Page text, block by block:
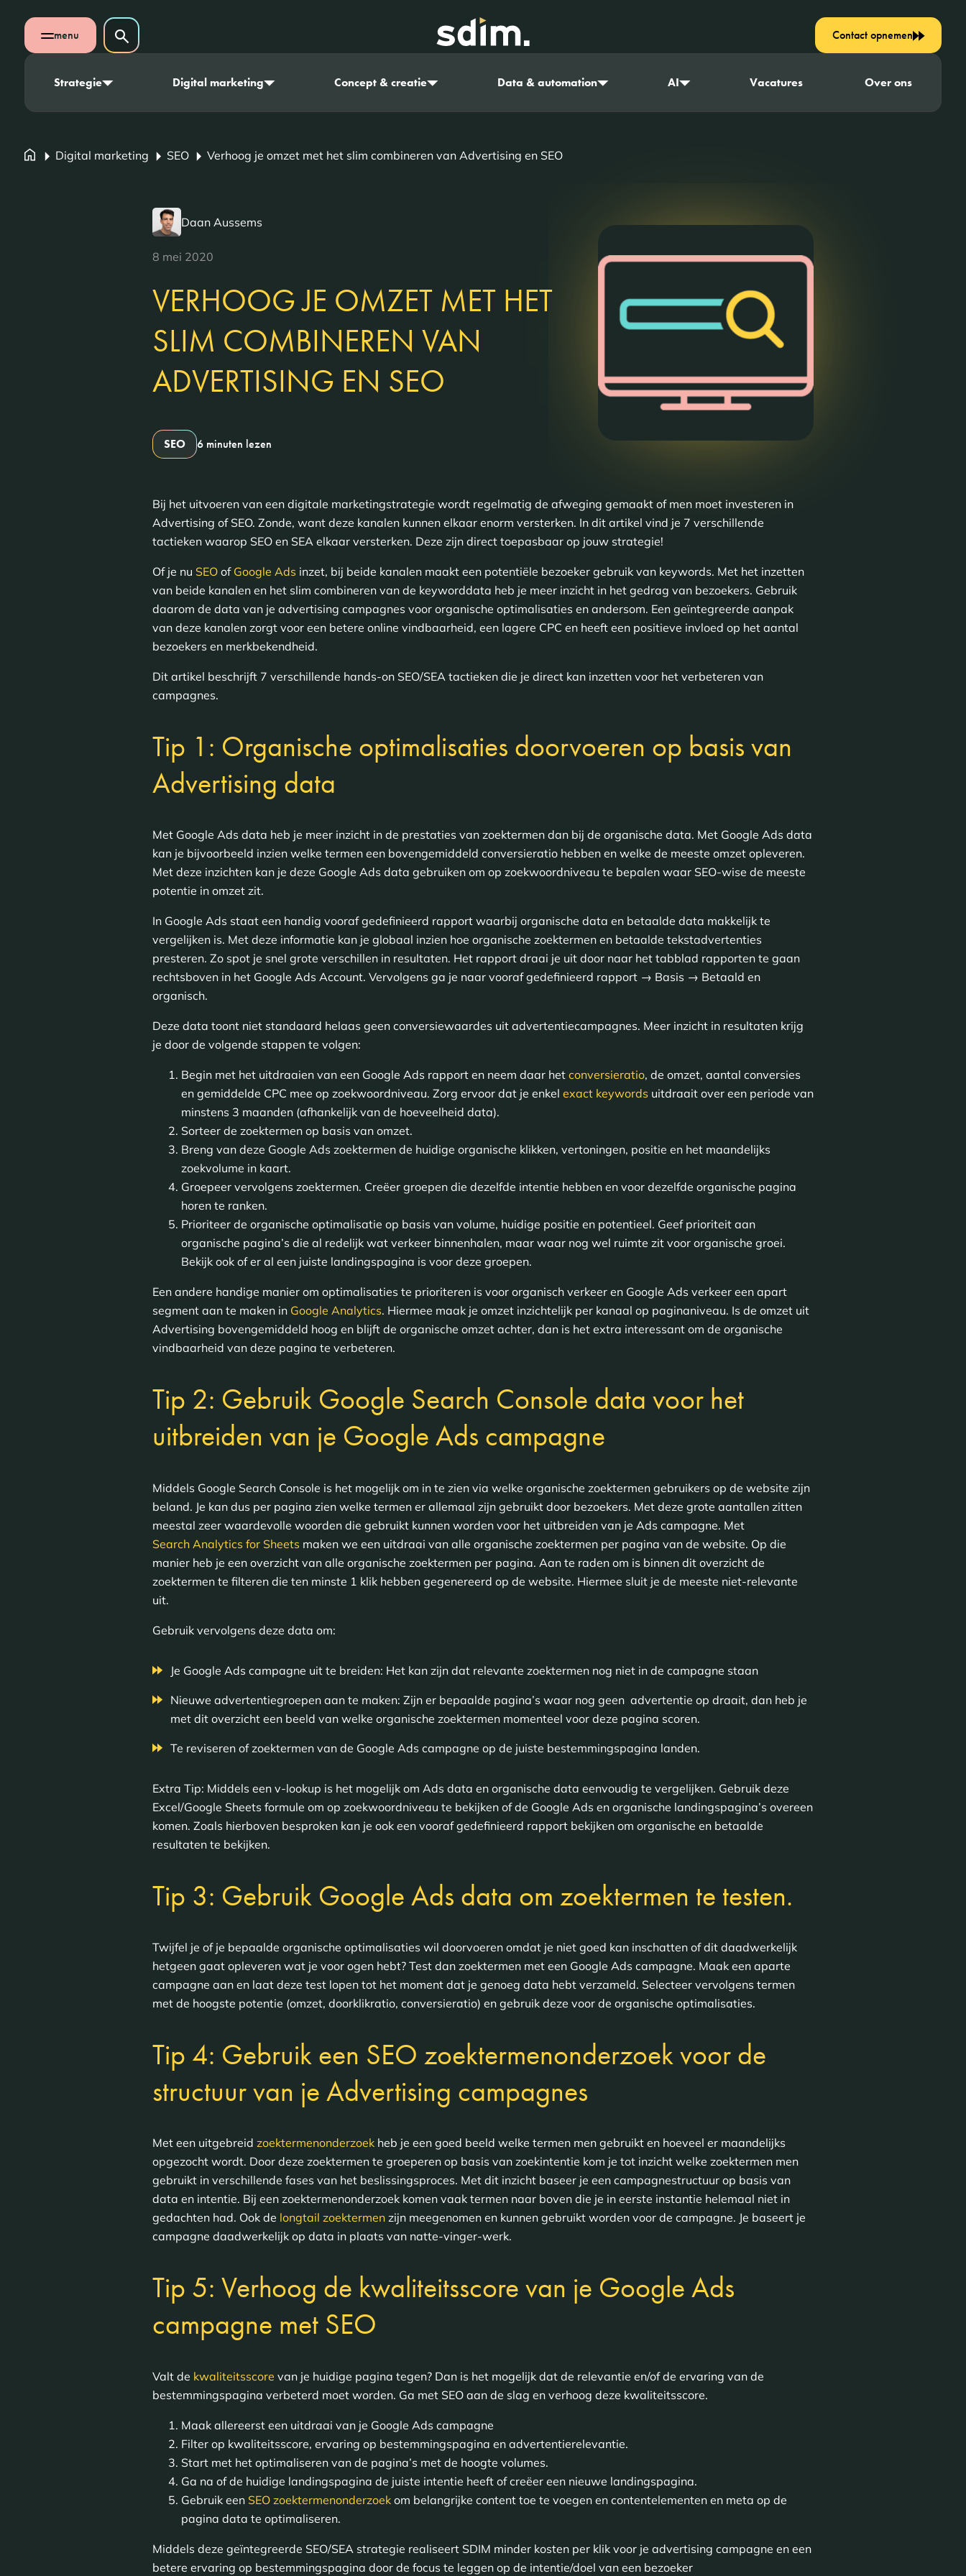
Navigatie overslaan
Open mobiel menu
menu Zoeken op website
Zoeken
Strategie Digital marketing Concept & creatie Data & automation AI Vacatures Over ons
Contact opnemen
Digital marketing SEO Verhoog je omzet met het slim combineren van Advertising en SEO
Daan Aussems
8 mei 2020
VERHOOG JE OMZET MET HET
SLIM COMBINEREN VAN
ADVERTISING EN SEO
SEO 6 minuten lezen
Bij het uitvoeren van een digitale marketingstrategie wordt regelmatig de afweging gemaakt of men moet investeren in
Advertising of SEO. Zonde, want deze kanalen kunnen elkaar enorm versterken. In dit artikel vind je 7 verschillende
tactieken waarop SEO en SEA elkaar versterken. Deze zijn direct toepasbaar op jouw strategie!
Of je nu SEOof Google Ads inzet, bij beide kanalen maakt een potentiële bezoeker gebruik van keywords. Met het inzetten
van beide kanalen en het slim combineren van de keyworddata heb je meer inzicht in het gedrag van bezoekers. Gebruik
daarom de data van je advertising campagnes voor organische optimalisaties en andersom. Een geïntegreerde aanpak
van deze kanalen zorgt voor een betere online vindbaarheid, een lagere CPC en heeft een positieve invloed op het aantal
bezoekers en merkbekendheid.
Dit artikel beschrijft 7 verschillende hands-on SEO/SEA tactieken die je direct kan inzetten voor het verbeteren van
campagnes.
Tip 1: Organische optimalisaties doorvoeren op basis van
Advertising data
Met Google Ads data heb je meer inzicht in de prestaties van zoektermen dan bij de organische data. Met Google Ads data
kan je bijvoorbeeld inzien welke termen een bovengemiddeld conversieratio hebben en welke de meeste omzet opleveren.
Met deze inzichten kan je deze Google Ads data gebruiken om op zoekwoordniveau te bepalen waar SEO-wise de meeste
potentie in omzet zit.
In Google Ads staat een handig vooraf gedefinieerd rapport waarbij organische data en betaalde data makkelijk te
vergelijken is. Met deze informatie kan je globaal inzien hoe organische zoektermen en betaalde tekstadvertenties
presteren. Zo spot je snel grote verschillen in resultaten. Het rapport draai je uit door naar het tabblad rapporten te gaan
rechtsboven in het Google Ads Account. Vervolgens ga je naar vooraf gedefinieerd rapport → Basis → Betaald en
organisch.
Deze data toont niet standaard helaas geen conversiewaardes uit advertentiecampagnes. Meer inzicht in resultaten krijg
je door de volgende stappen te volgen:
Begin met het uitdraaien van een Google Ads rapport en neem daar het conversieratio, de omzet, aantal conversies
en gemiddelde CPC mee op zoekwoordniveau. Zorg ervoor dat je enkel exact keywords uitdraait over een periode van
minstens 3 maanden (afhankelijk van de hoeveelheid data).
Sorteer de zoektermen op basis van omzet.
Breng van deze Google Ads zoektermen de huidige organische klikken, vertoningen, positie en het maandelijks
zoekvolume in kaart.
Groepeer vervolgens zoektermen. Creëer groepen die dezelfde intentie hebben en voor dezelfde organische pagina
horen te ranken.
Prioriteer de organische optimalisatie op basis van volume, huidige positie en potentieel. Geef prioriteit aan
organische pagina’s die al redelijk wat verkeer binnenhalen, maar waar nog wel ruimte zit voor organische groei.
Bekijk ook of er al een juiste landingspagina is voor deze groepen.
Een andere handige manier om optimalisaties te prioriteren is voor organisch verkeer en Google Ads verkeer een apart
segment aan te maken in Google Analytics. Hiermee maak je omzet inzichtelijk per kanaal op paginaniveau. Is de omzet uit
Advertising bovengemiddeld hoog en blijft de organische omzet achter, dan is het extra interessant om de organische
vindbaarheid van deze pagina te verbeteren.
Tip 2: Gebruik Google Search Console data voor het
uitbreiden van je Google Ads campagne
Middels Google Search Console is het mogelijk om in te zien via welke organische zoektermen gebruikers op de website zijn
beland. Je kan dus per pagina zien welke termen er allemaal zijn gebruikt door bezoekers. Met deze grote aantallen zitten
meestal zeer waardevolle woorden die gebruikt kunnen worden voor het uitbreiden van je Ads campagne. Met
Search Analytics for Sheets maken we een uitdraai van alle organische zoektermen per pagina van de website. Op die
manier heb je een overzicht van alle organische zoektermen per pagina. Aan te raden om is binnen dit overzicht de
zoektermen te filteren die ten minste 1 klik hebben gegenereerd op de website. Hiermee sluit je de meeste niet-relevante
uit.
Gebruik vervolgens deze data om:
Je Google Ads campagne uit te breiden: Het kan zijn dat relevante zoektermen nog niet in de campagne staan
Nieuwe advertentiegroepen aan te maken: Zijn er bepaalde pagina’s waar nog geen advertentie op draait, dan heb je
met dit overzicht een beeld van welke organische zoektermen momenteel voor deze pagina scoren.
Te reviseren of zoektermen van de Google Ads campagne op de juiste bestemmingspagina landen.
Extra Tip: Middels een v-lookup is het mogelijk om Ads data en organische data eenvoudig te vergelijken. Gebruik deze
Excel/Google Sheets formule om op zoekwoordniveau te bekijken of de Google Ads en organische landingspagina’s overeen
komen. Zoals hierboven besproken kan je ook een vooraf gedefinieerd rapport bekijken om organische en betaalde
resultaten te bekijken.
Tip 3: Gebruik Google Ads data om zoektermen te testen.
Twijfel je of je bepaalde organische optimalisaties wil doorvoeren omdat je niet goed kan inschatten of dit daadwerkelijk
hetgeen gaat opleveren wat je voor ogen hebt? Test dan zoektermen met een Google Ads campagne. Maak een aparte
campagne aan en laat deze test lopen tot het moment dat je genoeg data hebt verzameld. Selecteer vervolgens termen
met de hoogste potentie (omzet, doorklikratio, conversieratio) en gebruik deze voor de organische optimalisaties.
Tip 4: Gebruik een SEO zoektermenonderzoek voor de
structuur van je Advertising campagnes
Met een uitgebreid zoektermenonderzoekheb je een goed beeld welke termen men gebruikt en hoeveel er maandelijks
opgezocht wordt. Door deze zoektermen te groeperen op basis van zoekintentie kom je tot inzicht welke zoektermen men
gebruikt in verschillende fases van het beslissingsproces. Met dit inzicht baseer je een campagnestructuur op basis van
data en intentie. Bij een zoektermenonderzoek komen vaak termen naar boven die je in eerste instantie helemaal niet in
gedachten had. Ook de longtail zoektermenzijn meegenomen en kunnen gebruikt worden voor de campagne. Je baseert je
campagne daadwerkelijk op data in plaats van natte-vinger-werk.
Tip 5: Verhoog de kwaliteitsscore van je Google Ads
campagne met SEO
Valt de kwaliteitsscore van je huidige pagina tegen? Dan is het mogelijk dat de relevantie en/of de ervaring van de
bestemmingspagina verbeterd moet worden. Ga met SEO aan de slag en verhoog deze kwaliteitsscore.
Maak allereerst een uitdraai van je Google Ads campagne
Filter op kwaliteitsscore, ervaring op bestemmingspagina en advertentierelevantie.
Start met het optimaliseren van de pagina’s met de hoogte volumes.
Ga na of de huidige landingspagina de juiste intentie heeft of creëer een nieuwe landingspagina.
Gebruik een SEO zoektermenonderzoekom belangrijke content toe te voegen en contentelementen en meta op de
pagina data te optimaliseren.
Middels deze geïntegreerde SEO/SEA strategie realiseert SDIM minder kosten per klik voor je advertising campagne en een
betere ervaring op bestemmingspagina door de focus te leggen op de intentie/doel van een bezoeker